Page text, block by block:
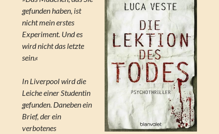
gefunden haben, ist
nicht mein erstes
Experiment. Und es
wird nicht das letzte
sein.«
In Liverpool wird die
Leiche einer Studentin
gefunden. Daneben ein
Brief, der ein
verbotenes